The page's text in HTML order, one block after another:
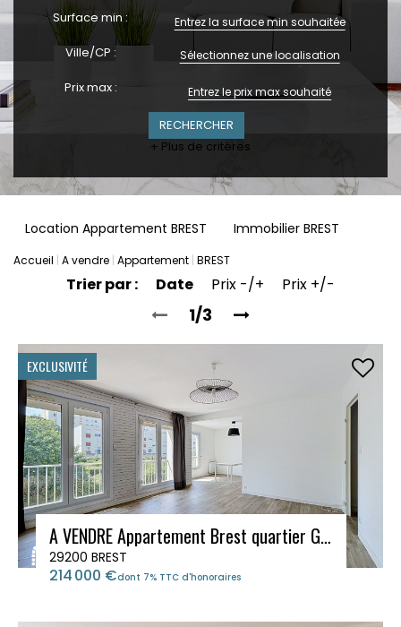
Surface min :
Ville/CP : Sélectionnez une localisation
Prix max :
+ Plus de critères
Location Appartement BREST Immobilier BREST
Accueil A vendre Appartement BREST
Trier par : Date Prix -/+ Prix +/-
1/3
EXCLUSIVITÉ
A VENDRE Appartement Brest quartier Guelmeur 4 pièce(s) 86.28 m2
29200 BREST
214 000 €dont 7% TTC d'honoraires